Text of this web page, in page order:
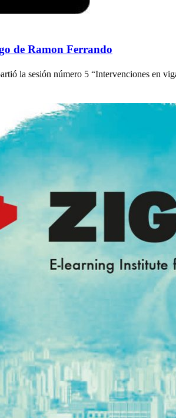
de Ramon Ferrando
la sesión número 5 “Intervenciones en